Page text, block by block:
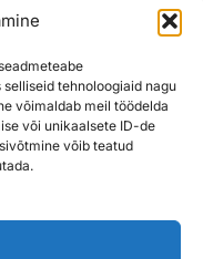
tehnoloogiaid nagu
võimaldab meil töödelda
või unikaalsete ID-de
võib teatud